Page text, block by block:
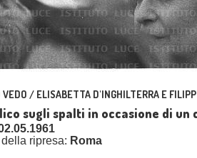
VEDO / ELISABETTA D'INGHILTERRA E
sugli spalti in occasione di un
della ripresa: Roma